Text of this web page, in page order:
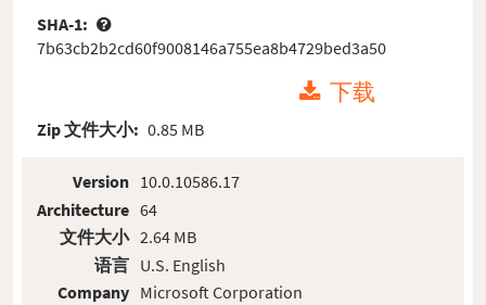
SHA-1:
7b63cb2b2cd60f9008146a755ea8b4729bed3a50
下载
Zip 文件大小: 0.85 MB
Version
Architecture
文件大小
语言
Company
10.0.10586.17
64
2.64 MB
U.S. English
Microsoft Corporation